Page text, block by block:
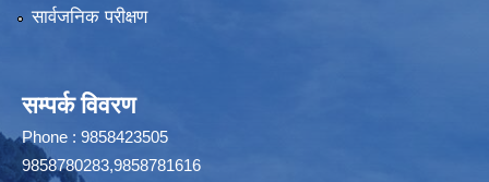
सार्वजनिक परीक्षण
सम्पर्क विवरण
Phone : 9858423505
9858780283,9858781616